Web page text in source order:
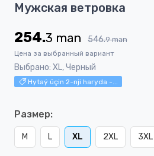
1
5
Мужская ветровка
254.3 man 546.9 man
Цена за выбранный вариант
Выбрано: XL, Черный
Hytaý üçin 2-nji haryda -...
Размер:
M L XL 2XL 3XL